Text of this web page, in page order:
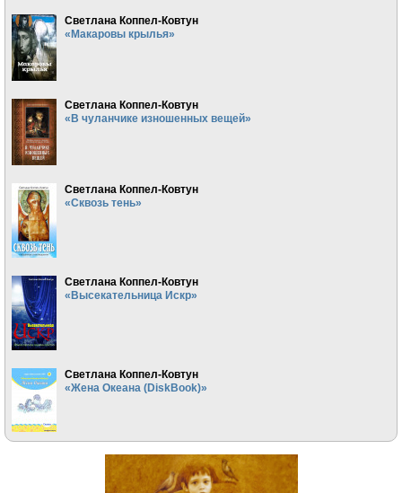
Светлана Коппел-Ковтун
«Макаровы крылья»
Светлана Коппел-Ковтун
«В чуланчике изношенных вещей»
Светлана Коппел-Ковтун
«Сквозь тень»
Светлана Коппел-Ковтун
«Высекательница Искр»
Светлана Коппел-Ковтун
«Жена Океана (DiskBook)»